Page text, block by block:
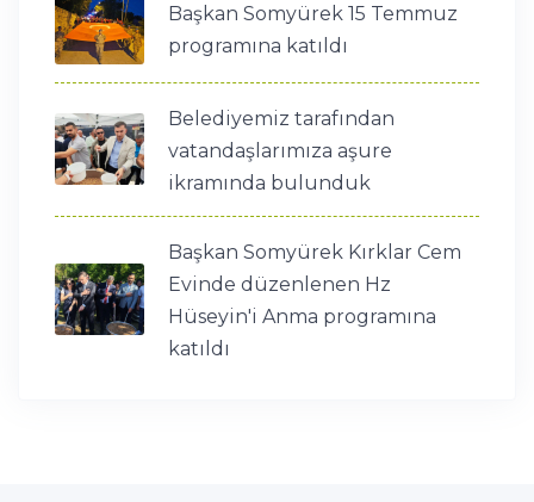
Başkan Somyürek 15 Temmuz
programına katıldı
Belediyemiz tarafından
vatandaşlarımıza aşure
ikramında bulunduk
Başkan Somyürek Kırklar Cem
Evinde düzenlenen Hz
Hüseyin'i Anma programına
katıldı